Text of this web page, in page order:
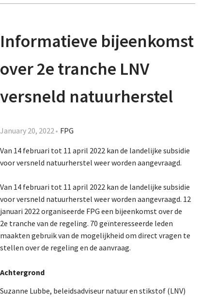
Informatieve bijeenkomst
over 2e tranche LNV
versneld natuurherstel
January 20, 2022 FPG
Van 14 februari tot 11 april 2022 kan de landelijke subsidie
voor versneld natuurherstel weer worden aangevraagd.
Van 14 februari tot 11 april 2022 kan de landelijke subsidie
voor versneld natuurherstel weer worden aangevraagd. 12
januari 2022 organiseerde FPG een bijeenkomst over de
2e tranche van de regeling. 70 geïnteresseerde leden
maakten gebruik van de mogelijkheid om direct vragen te
stellen over de regeling en de aanvraag.
Achtergrond
Suzanne Lubbe, beleidsadviseur natuur en stikstof (LNV)
Nieuwsbrief
Provincies
Dossiers
Contact